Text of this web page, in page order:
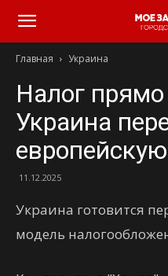
Главная Украина
Налог прямо
Украина
11.12.2025
Украина готовится
модель